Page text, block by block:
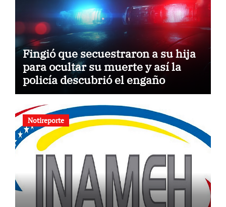
Fingió que secuestraron a su hija
para ocultar su muerte y así la
policía descubrió el engaño
Notireporte